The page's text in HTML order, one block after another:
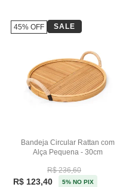
Bandeja Circular Rattan com
Alça Pequena - 30cm
R$ 236,60
R$ 123,40 5% NO PIX
45% OFF SALE